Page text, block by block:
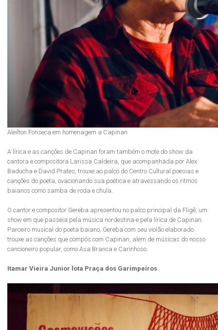
Aleilton Fonseca em homenagem a Capinan
A lírica e as canções de Capinan foram também o mote do show da
cantora e compositora Larissa Caldeira, que acompanhada por Alex
Baducha e David Prates, trouxe ao palco do Centro Cultural poesias e
canções do poeta, ovacionando sua poética e atravessando os ritmos
baianos como samba de roda e chula.
O cantor e compositor Gereba apresentou no palco principal da Fligê, um
show em que passeia pela música nordestina e pela lírica de Capinan.
Parceiro musical do poeta baiano, Gereba com seu violão elaborado
trouxe as canções que compôs com Capinan, além de músicas do nosso
cancioneiro popular, como Asa Branca e Carinhoso.
Itamar Vieira Junior lota Praça dos Garimpeiros